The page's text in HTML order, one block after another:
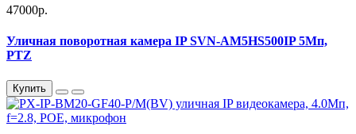
47000р.
Уличная поворотная камера IP SVN-AM5HS500IP 5Мп,
PTZ
Купить